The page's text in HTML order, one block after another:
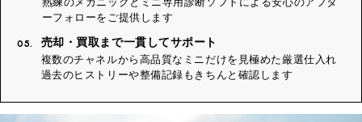
ーフォローをご提供します
05. 売却・買取まで一貫してサポート
複数のチャネルから高品質なミニだけを見極めた厳選仕入れ
過去のヒストリーや整備記録もきちんと確認します